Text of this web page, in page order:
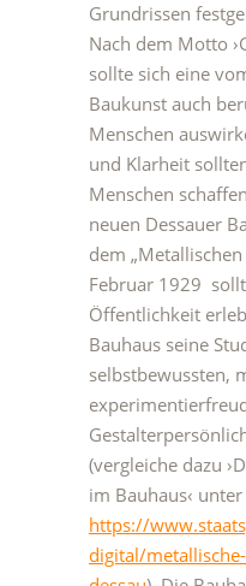
Grundrissen
Nach dem Motto
sollte sich eine
Baukunst auch
Menschen
und Klarheit
Menschen
neuen Dessauer
dem „Metallischen
Februar 1929
Öffentlichkeit
Bauhaus seine
selbstbewussten,
(vergleiche dazu
im Bauhaus‹ unter
https://
digital/